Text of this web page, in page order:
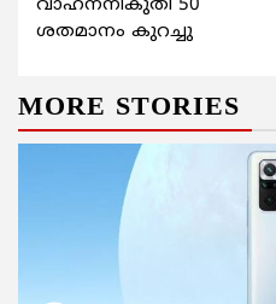
വാഹനനികുതി 50
ശതമാനം കുറച്ചു
MORE STORIES